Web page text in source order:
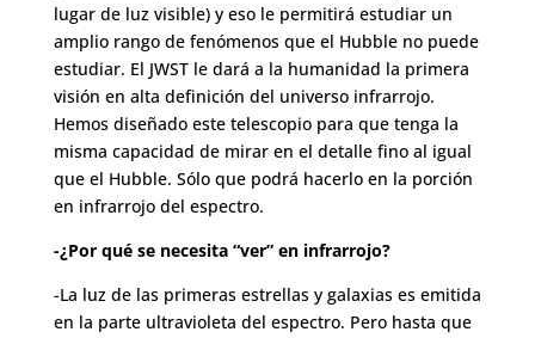
lugar de luz visible) y eso le permitirá estudiar un
amplio rango de fenómenos que el Hubble no puede
estudiar. El JWST le dará a la humanidad la primera
visión en alta definición del universo infrarrojo.
Hemos diseñado este telescopio para que tenga la
misma capacidad de mirar en el detalle fino al igual
que el Hubble. Sólo que podrá hacerlo en la porción
en infrarrojo del espectro.
-¿Por qué se necesita “ver” en infrarrojo?
-La luz de las primeras estrellas y galaxias es emitida
en la parte ultravioleta del espectro. Pero hasta que